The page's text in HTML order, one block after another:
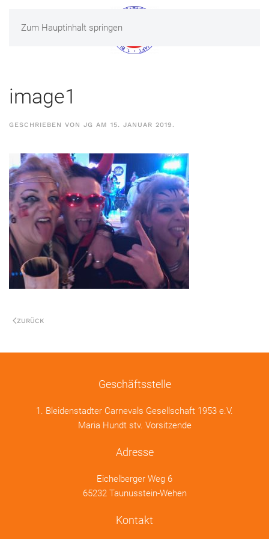
Zum Hauptinhalt springen
MENÜ
image1
GESCHRIEBEN VON JG AM 15. JANUAR 2019 .
ZURÜCK
Geschäftsstelle
1. Bleidenstadter Carnevals Gesellschaft 1953 e.V.
Maria Hundt stv. Vorsitzende
Adresse
Eichelberger Weg 6
65232 Taunusstein-Wehen
Kontakt